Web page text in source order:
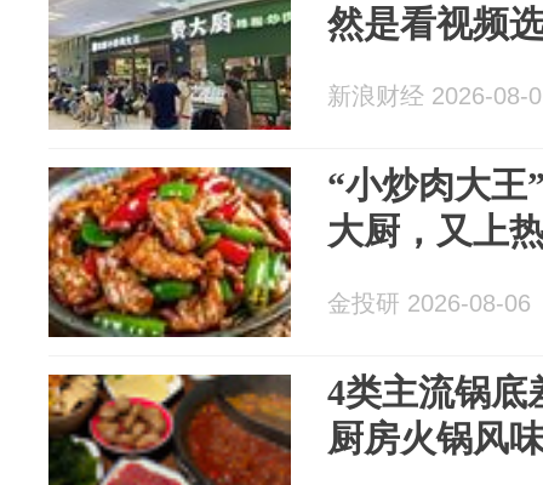
然是看视频
新浪财经 2026-08-
“小炒肉大王
大厨，又上
金投研 2026-08-06
4类主流锅底
厨房火锅风